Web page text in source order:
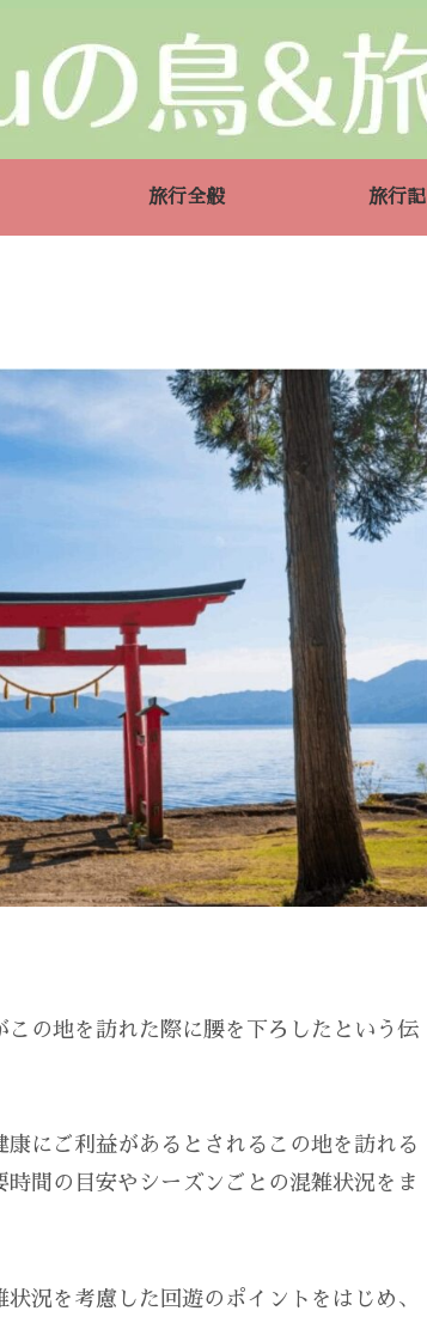
旅行全般 旅行記
の地を訪れた際に腰を下ろしたという伝
にご利益があるとされるこの地を訪れる
間の目安やシーズンごとの混雑状況をま
況を考慮した回遊のポイントをはじめ、